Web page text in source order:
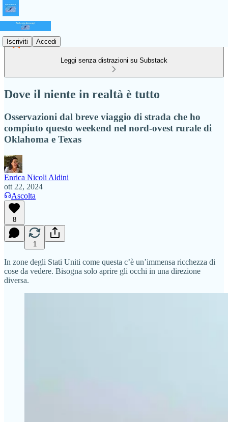
Iscriviti Accedi
Leggi senza distrazioni su Substack
Dove il niente in realtà è tutto
Osservazioni dal breve viaggio di strada che ho
compiuto questo weekend nel nord-ovest rurale di
Oklahoma e Texas
Enrica Nicoli Aldini
ott 22, 2024
Ascolta
8
1
In zone degli Stati Uniti come questa c’è un’immensa ricchezza di
cose da vedere. Bisogna solo aprire gli occhi in una direzione
diversa.